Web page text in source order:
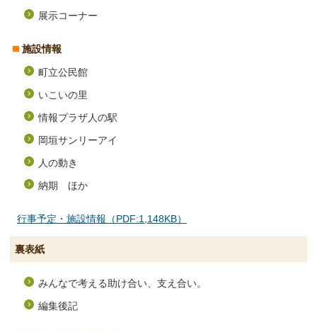
展示コーナー
施設情報
町立公民館
いこいの里
情報プラザ人の駅
岡垣サンリーアイ
人の動き
納期 ほか
行事予定・施設情報（PDF:1,148KB）
裏表紙
みんなで考える助け合い、支え合い。
編集後記